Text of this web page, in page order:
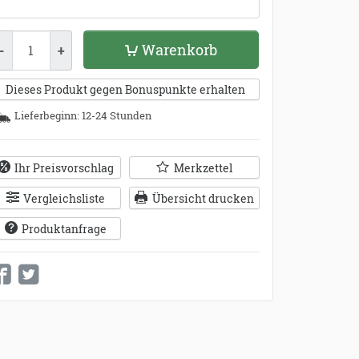
- + Warenkorb
Dieses Produkt gegen Bonuspunkte erhalten
Lieferbeginn: 12-24 Stunden
Ihr Preisvorschlag
Merkzettel
Vergleichsliste
Übersicht drucken
Produktanfrage